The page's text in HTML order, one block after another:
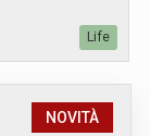
Life
NOVITÀ